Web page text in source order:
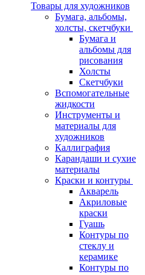
Товары для художников
Бумага, альбомы,
холсты, скетчбуки
Бумага и
альбомы для
рисования
Холсты
Скетчбуки
Вспомогательные
жидкости
Инструменты и
материалы для
художников
Каллиграфия
Карандаши и сухие
материалы
Краски и контуры
Акварель
Акриловые
краски
Гуашь
Контуры по
стеклу и
керамике
Контуры по